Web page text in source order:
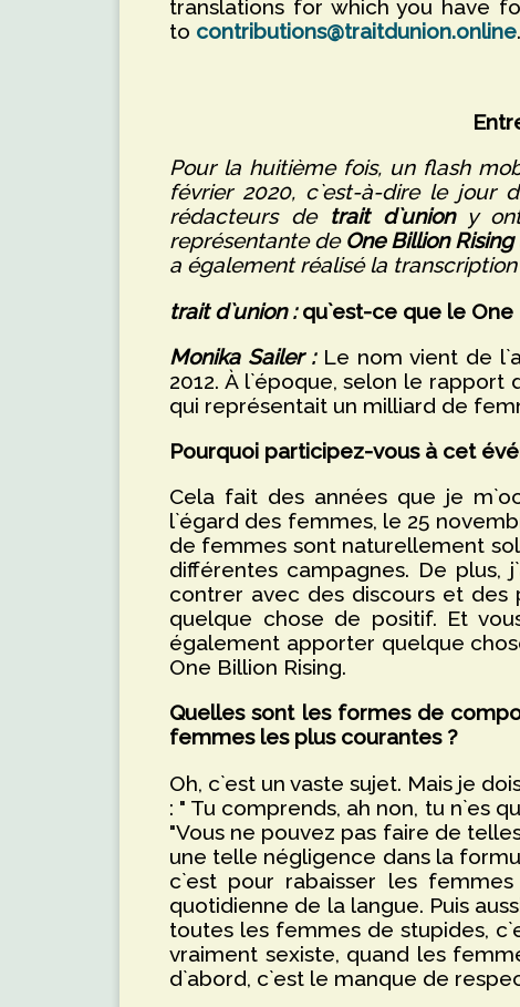
translations for which you have
to contributions@traitdunion.online.
Pour la huitième fois, un flash
février 2020, c`est-à-dire le jour
rédacteurs detrait d`uniony ont
représentante de One Billion Rising
a également réalisé la
trait d`union :qu`est-ce que le One
Monika Sailer :Le nom vient de
2012. À l`époque, selon le
qui représentait un milliard de
Pourquoi participez-vous à cet
Cela fait des années que je
l`égard des femmes, le 25
de femmes sont naturellement
différentes campagnes. De
contrer avec des discours et des
quelque chose de positif. Et
également apporter quelque
One Billion Rising.
Quelles sont les formes de
femmes les plus courantes ?
Oh, c`est un vaste sujet. Mais je
: " Tu comprends, ah non, tu n`es
"Vous ne pouvez pas faire de
une telle négligence dans la
c`est pour rabaisser les
quotidienne de la langue. Puis
toutes les femmes de stupides,
vraiment sexiste, quand les
d`abord, c`est le manque de